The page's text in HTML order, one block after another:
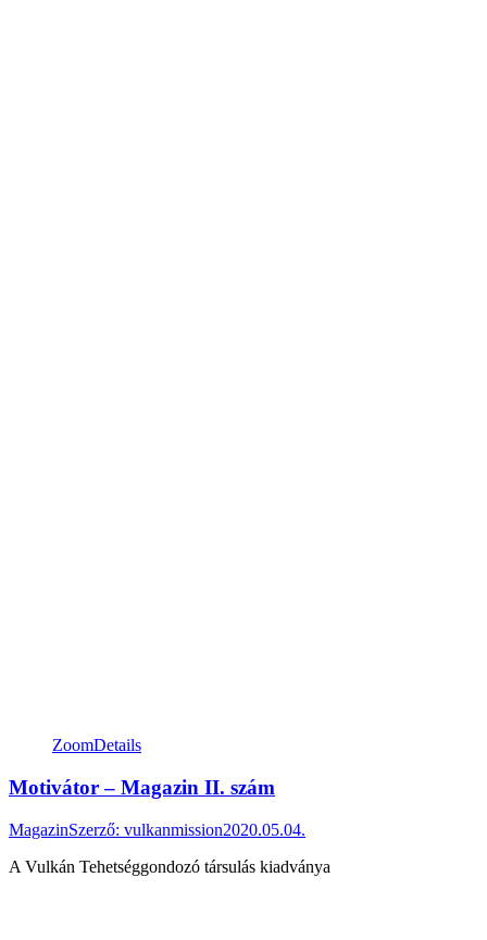
ZoomDetails
Motivátor – Magazin II. szám
MagazinSzerző: vulkanmission2020.05.04.
A Vulkán Tehetséggondozó társulás kiadványa